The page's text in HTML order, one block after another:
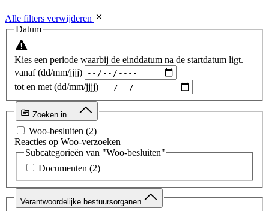
Alle filters verwijderen
Datum
Kies een periode waarbij de einddatum na de startdatum ligt.
vanaf (dd/mm/jjjj)
tot en met (dd/mm/jjjj)
Zoeken in ...
Woo-besluiten (2)
Reacties op Woo-verzoeken
Subcategorieën van "Woo-besluiten"
Documenten (2)
Verantwoordelijke bestuursorganen